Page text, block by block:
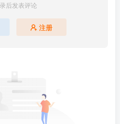
后发表评论
注册